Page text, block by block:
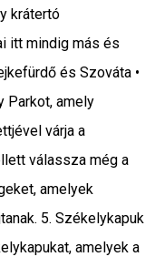
krátertó
itt mindig más és
és Szováta •
Parkot, amely
várja a
válassza még a
amelyek
5. Székelykapuk
amelyek a